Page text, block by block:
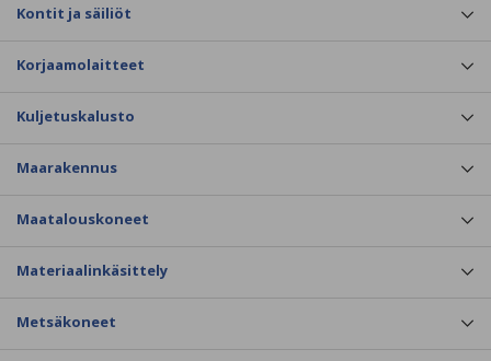
Kontit ja säiliöt
Korjaamolaitteet
Kuljetuskalusto
Maarakennus
Maatalouskoneet
Materiaalinkäsittely
Metsäkoneet